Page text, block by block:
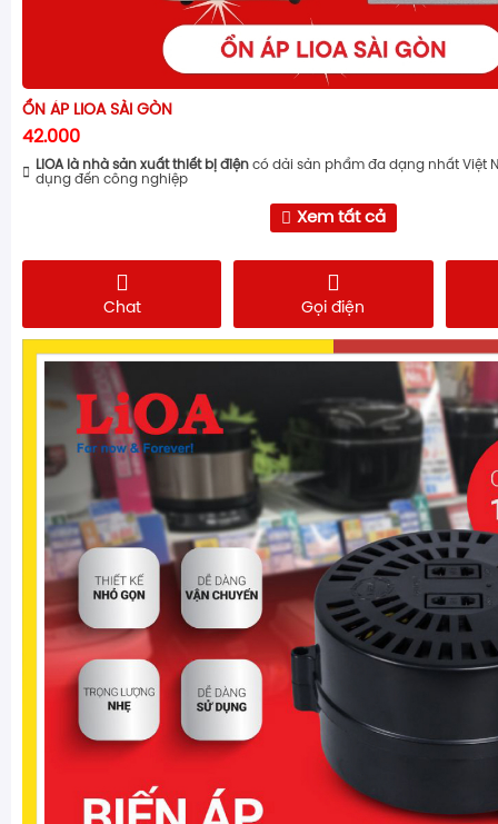
ỔN ÁP LIOA SÀI GÒN
42.000
LiOA là nhà sản xuất thiết bị điện có dải sản phẩm đa dạng nhất Việt
dụng đến công nghiệp
Xem tất cả
Chat Gọi điện